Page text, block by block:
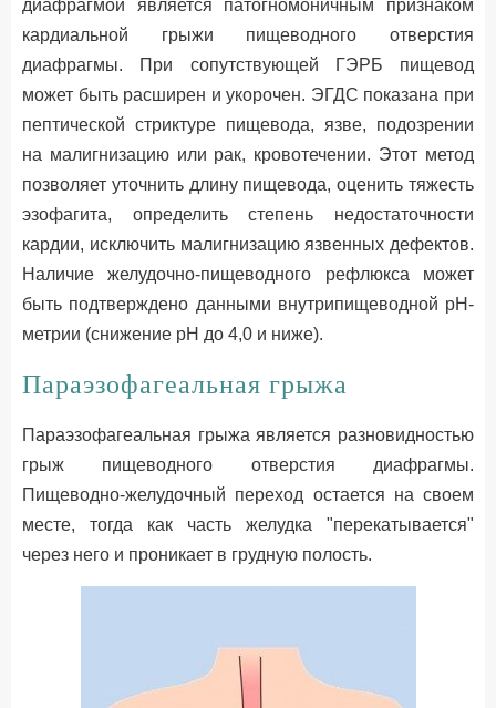
диафрагмой является патогномоничным признаком
кардиальной грыжи пищеводного отверстия
диафрагмы. При сопутствующей ГЭРБ пищевод
может быть расширен и укорочен. ЭГДС показана при
пептической стриктуре пищевода, язве, подозрении
на малигнизацию или рак, кровотечении. Этот метод
позволяет уточнить длину пищевода, оценить тяжесть
эзофагита, определить степень недостаточности
кардии, исключить малигнизацию язвенных дефектов.
Наличие желудочно-пищеводного рефлюкса может
быть подтверждено данными внутрипищеводной рН-
метрии (снижение рН до 4,0 и ниже).
Параэзофагеальная грыжа
Параэзофагеальная грыжа является разновидностью
грыж пищеводного отверстия диафрагмы.
Пищеводно-желудочный переход остается на своем
месте, тогда как часть желудка "перекатывается"
через него и проникает в грудную полость.